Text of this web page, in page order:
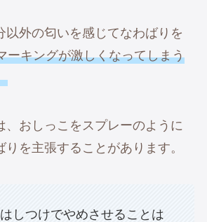
以外の匂いを感じてなわばりを
ーキングが激しくなってしまう
、おしっこをスプレーのように
を主張することがあります。
しつけでやめさせることは